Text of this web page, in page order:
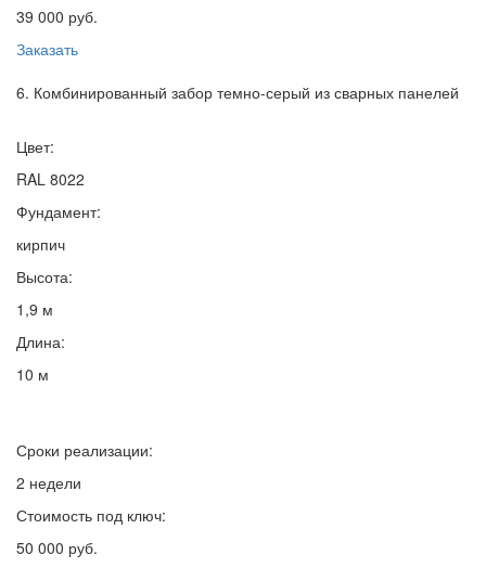
39 000 руб.
Заказать
6. Комбинированный забор темно-серый из сварных панелей
Цвет:
RAL 8022
Фундамент:
кирпич
Высота:
1,9 м
Длина:
10 м
Сроки реализации:
2 недели
Стоимость под ключ:
50 000 руб.